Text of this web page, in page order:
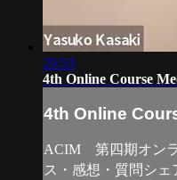
29:53
4th Online Course
4th Online
ACIM 第四期オン
ス・感想・質問シ